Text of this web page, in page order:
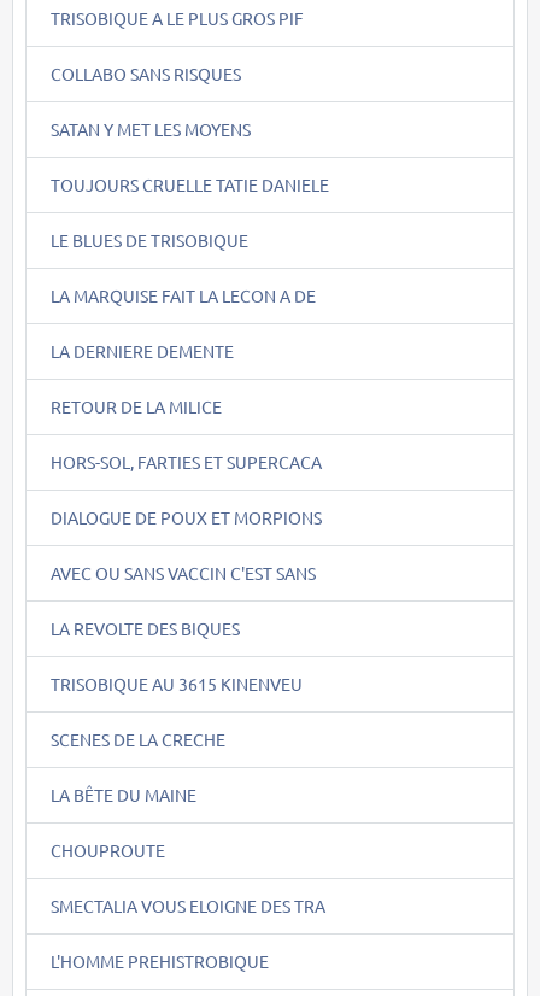
TRISOBIQUE A LE PLUS GROS PIF
COLLABO SANS RISQUES
SATAN Y MET LES MOYENS
TOUJOURS CRUELLE TATIE DANIELE
LE BLUES DE TRISOBIQUE
LA MARQUISE FAIT LA LECON A DE
LA DERNIERE DEMENTE
RETOUR DE LA MILICE
HORS-SOL, FARTIES ET SUPERCACA
DIALOGUE DE POUX ET MORPIONS
AVEC OU SANS VACCIN C'EST SANS
LA REVOLTE DES BIQUES
TRISOBIQUE AU 3615 KINENVEU
SCENES DE LA CRECHE
LA BÊTE DU MAINE
CHOUPROUTE
SMECTALIA VOUS ELOIGNE DES TRA
L'HOMME PREHISTROBIQUE